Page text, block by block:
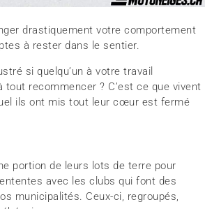
drastiquement votre comportement
à rester dans le sentier.
si quelqu’un à votre travail
recommencer ? C’est ce que vivent
ils ont mis tout leur cœur est fermé
portion de leurs lots de terre pour
avec les clubs qui font des
municipalités. Ceux-ci, regroupés,